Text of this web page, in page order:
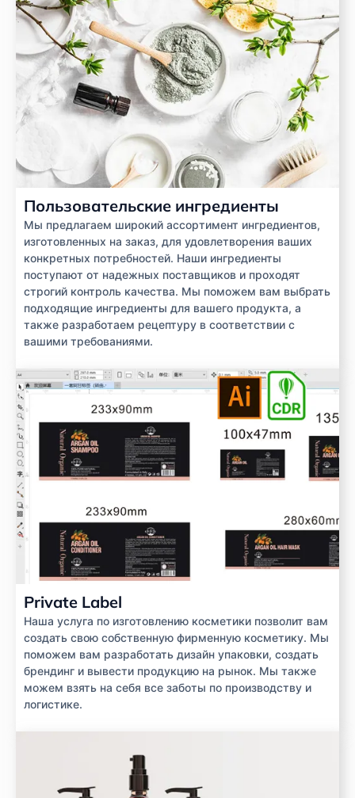
Пользовательские ингредиенты
Мы предлагаем широкий ассортимент ингредиентов,
изготовленных на заказ, для удовлетворения ваших
конкретных потребностей. Наши ингредиенты
поступают от надежных поставщиков и проходят
строгий контроль качества. Мы поможем вам выбрать
подходящие ингредиенты для вашего продукта, а
также разработаем рецептуру в соответствии с
вашими требованиями.
Private Label
Наша услуга по изготовлению косметики позволит вам
создать свою собственную фирменную косметику. Мы
поможем вам разработать дизайн упаковки, создать
брендинг и вывести продукцию на рынок. Мы также
можем взять на себя все заботы по производству и
логистике.